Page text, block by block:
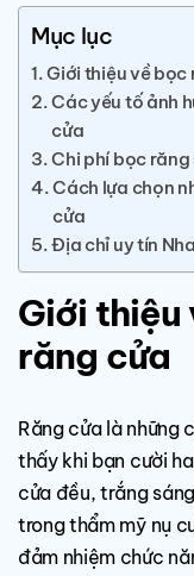
Mục lục
Giới thiệu về bọc
Các yếu tố ảnh
cửa
Chi phí bọc
Cách lựa chọn
cửa
Địa chỉ uy tín
Giới thiệu
răng cửa
Răng cửa là những
thấy khi bạn cười
cửa đều, trắng
trong thẩm mỹ nụ
đảm nhiệm chức